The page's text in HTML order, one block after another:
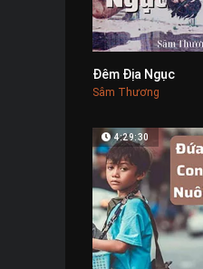
Đêm Địa Ngục
Sâm Thương
4:29:30